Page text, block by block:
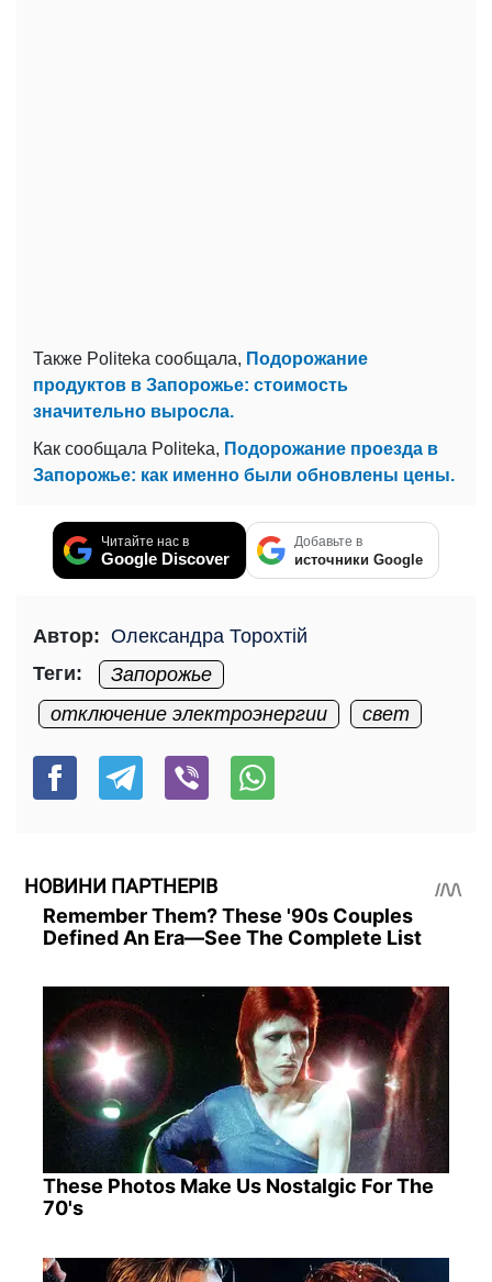
Также Politeka сообщала, Подорожание
продуктов в Запорожье: стоимость
значительно выросла.
Как сообщала Politeka, Подорожание проезда в
Запорожье: как именно были обновлены цены.
Читайте нас в
Google Discover
Добавьте в
источники Google
Автор: Олександра Торохтій
Теги:
Запорожье
отключение электроэнергии
свет
НОВИНИ ПАРТНЕРІВ
Remember Them? These '90s Couples
Defined An Era—See The Complete List
These Photos Make Us Nostalgic For The
70's